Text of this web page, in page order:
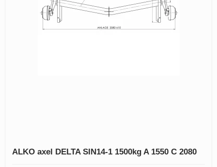
ALKO axel DELTA SIN14-1 1500kg A 1550 C 2080